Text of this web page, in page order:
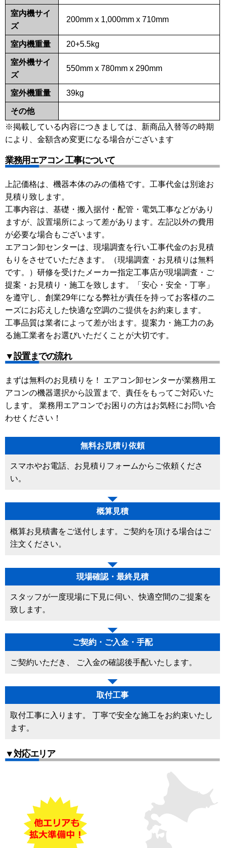
室内機サイ
ズ
200mm x 1,000mm x 710mm
室内機重量 20+5.5kg
室外機サイ
ズ
550mm x 780mm x 290mm
室外機重量 39kg
その他
※掲載している内容につきましては、新商品入替等の時期
により、金額含め変更になる場合がございます
業務用エアコン 工事について
上記価格は、機器本体のみの価格です。工事代金は別途お
見積り致します。
工事内容は、基礎・搬入据付・配管・電気工事などがあり
ますが、設置場所によって差があります。左記以外の費用
が必要な場合もございます。
エアコン卸センターは、現場調査を行い工事代金のお見積
もりをさせていただきます。（現場調査・お見積りは無料
です。）研修を受けたメーカー指定工事店が現場調査・ご
提案・お見積り・施工を致します。「安心・安全・丁寧」
を遵守し、創業29年になる弊社が責任を持ってお客様のニ
ーズにお応えした快適な空調のご提供をお約束します。
工事品質は業者によって差が出ます。提案力・施工力のあ
る施工業者をお選びいただくことが大切です。
▼設置までの流れ
まずは無料のお見積りを！ エアコン卸センターが業務用エ
アコンの機器選択から設置まで、責任をもってご対応いた
します。 業務用エアコンでお困りの方はお気軽にお問い合
わせください！
無料お見積り依頼
スマホやお電話、お見積りフォームからご依頼くださ
い。
概算見積
概算お見積書をご送付します。ご契約を頂ける場合はご
注文ください。
現場確認・最終見積
スタッフが一度現場に下見に伺い、快適空間のご提案を
致します。
ご契約・ご入金・手配
ご契約いただき、 ご入金の確認後手配いたします。
取付工事
取付工事に入ります。 丁寧で安全な施工をお約束いたし
ます。
▼対応エリア